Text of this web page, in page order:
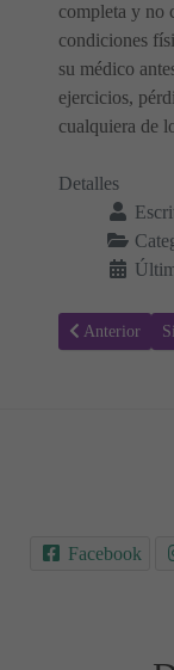
completa y no
condiciones
su médico
ejercicios,
cualquiera de
Detalles
Artículo
Anterior
Facebook